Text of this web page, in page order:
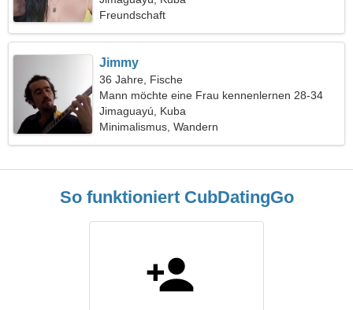
Freundschaft
Jimmy
36 Jahre, Fische
Mann möchte eine Frau kennenlernen 28-34
Jimaguayú, Kuba
Minimalismus, Wandern
So funktioniert CubDatingGo